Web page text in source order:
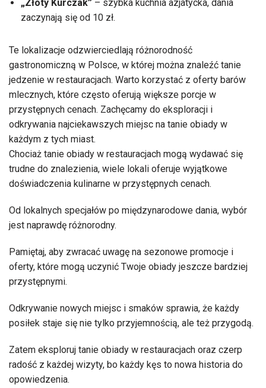
„Złoty Kurczak” – szybka kuchnia azjatycka, dania
zaczynają się od 10 zł.
Te lokalizacje odzwierciedlają różnorodność
gastronomiczną w Polsce, w której można znaleźć tanie
jedzenie w restauracjach. Warto korzystać z oferty barów
mlecznych, które często oferują większe porcje w
przystępnych cenach. Zachęcamy do eksploracji i
odkrywania najciekawszych miejsc na tanie obiady w
każdym z tych miast.
Chociaż tanie obiady w restauracjach mogą wydawać się
trudne do znalezienia, wiele lokali oferuje wyjątkowe
doświadczenia kulinarne w przystępnych cenach.
Od lokalnych specjałów po międzynarodowe dania, wybór
jest naprawdę różnorodny.
Pamiętaj, aby zwracać uwagę na sezonowe promocje i
oferty, które mogą uczynić Twoje obiady jeszcze bardziej
przystępnymi.
Odkrywanie nowych miejsc i smaków sprawia, że każdy
posiłek staje się nie tylko przyjemnością, ale też przygodą.
Zatem eksploruj tanie obiady w restauracjach oraz czerp
radość z każdej wizyty, bo każdy kęs to nowa historia do
opowiedzenia.